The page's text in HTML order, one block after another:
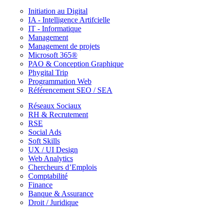
Initiation au Digital
IA - Intelligence Artifcielle
IT - Informatique
Management
Management de projets
Microsoft 365®
PAO & Conception Graphique
Phygital Trip
Programmation Web
Référencement SEO / SEA
Réseaux Sociaux
RH & Recrutement
RSE
Social Ads
Soft Skills
UX / UI Design
Web Analytics
Chercheurs d’Emplois
Comptabilité
Finance
Banque & Assurance
Droit / Juridique